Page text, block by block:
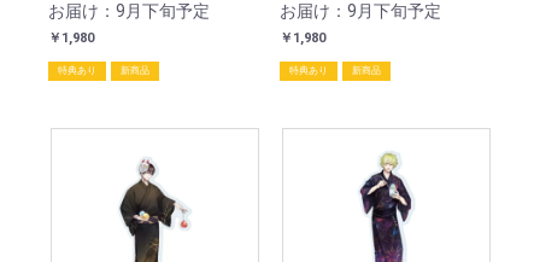
お届け：9月下旬予定
￥1,980
特典あり 新商品
お届け：9月下旬予定
￥1,980
特典あり 新商品